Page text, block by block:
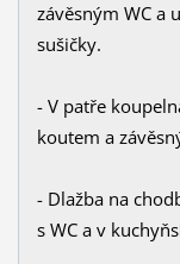
závěsným WC a
sušičky.
- V patře
koutem a
- Dlažba na
s WC a v